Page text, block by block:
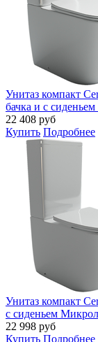
Унитаз компакт
бачка и с
22 408 руб
Купить Подробнее
Унитаз компакт
с сиденьем
22 998 руб
Купить Подробнее